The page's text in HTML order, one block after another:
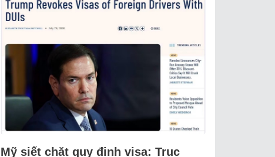
Mỹ siết chặt quy định visa: Trục